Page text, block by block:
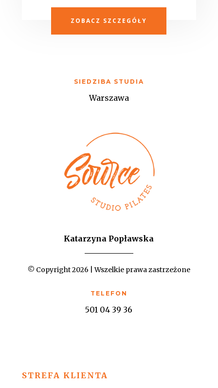
ZOBACZ SZCZEGÓŁY
SIEDZIBA STUDIA
Warszawa
Katarzyna Popławska
© Copyright 2026 | Wszelkie prawa zastrzeżone
TELEFON
501 04 39 36
STREFA KLIENTA